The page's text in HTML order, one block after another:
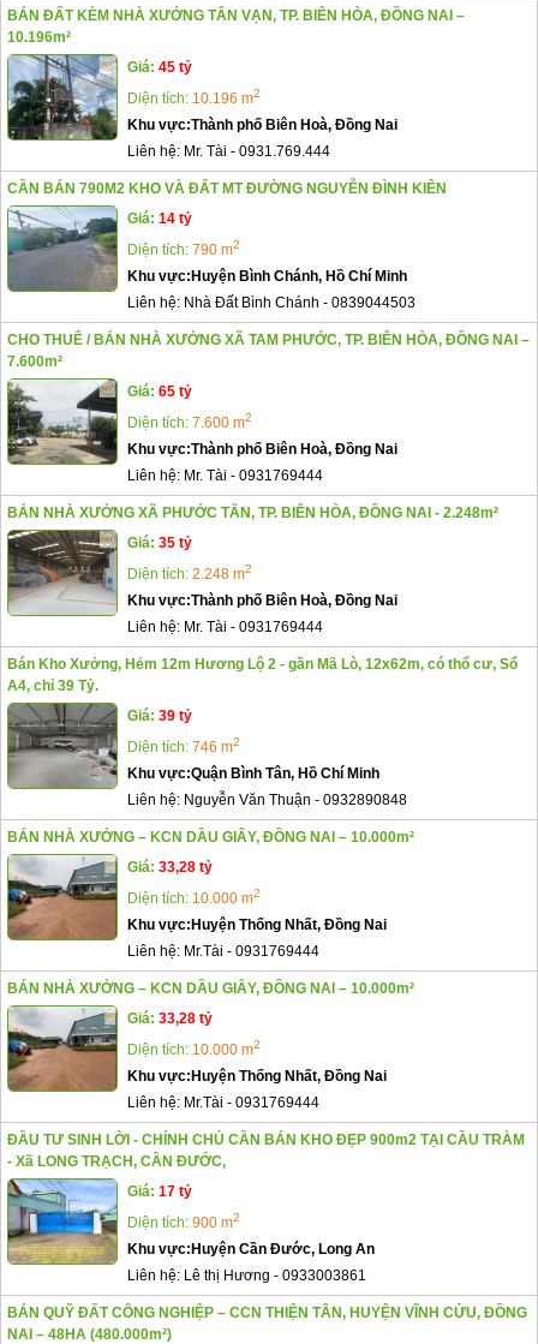
BÁN ĐẤT KÈM NHÀ XƯỞNG TÂN VẠN, TP. BIÊN HÒA, ĐỒNG NAI –
10.196m²
Giá: 45 tỷ
Diện tích: 10.196 m2
Khu vực:Thành phố Biên Hoà, Đồng Nai
Liên hệ: Mr. Tài - 0931.769.444
CẦN BÁN 790M2 KHO VÀ ĐẤT MT ĐƯỜNG NGUYỄN ĐÌNH KIÊN
Giá: 14 tỷ
Diện tích: 790 m2
Khu vực: Huyện Bình Chánh, Hồ Chí Minh
Liên hệ: Nhà Đất Bình Chánh - 0839044503
CHO THUÊ / BÁN NHÀ XƯỞNG XÃ TAM PHƯỚC, TP. BIÊN HÒA, ĐỒNG NAI –
7.600m²
Giá: 65 tỷ
Diện tích: 7.600 m2
Khu vực:Thành phố Biên Hoà, Đồng Nai
Liên hệ: Mr. Tài - 0931769444
BÁN NHÀ XƯỞNG XÃ PHƯỚC TÂN, TP. BIÊN HÒA, ĐỒNG NAI - 2.248m²
Giá: 35 tỷ
Diện tích: 2.248 m2
Khu vực:Thành phố Biên Hoà, Đồng Nai
Liên hệ: Mr. Tài - 0931769444
Bán Kho Xưởng, Hẻm 12m Hương Lộ 2 - gần Mã Lò, 12x62m, có thổ cư, Sổ
A4, chỉ 39 Tỷ.
Giá: 39 tỷ
Diện tích: 746 m2
Khu vực:Quận Bình Tân, Hồ Chí Minh
Liên hệ: Nguyễn Văn Thuận - 0932890848
BÁN NHÀ XƯỞNG – KCN DẦU GIÂY, ĐỒNG NAI – 10.000m²
Giá: 33,28 tỷ
Diện tích: 10.000 m2
Khu vực: Huyện Thống Nhất, Đồng Nai
Liên hệ: Mr.Tài - 0931769444
BÁN NHÀ XƯỞNG – KCN DẦU GIÂY, ĐỒNG NAI – 10.000m²
Giá: 33,28 tỷ
Diện tích: 10.000 m2
Khu vực: Huyện Thống Nhất, Đồng Nai
Liên hệ: Mr.Tài - 0931769444
ĐẦU TƯ SINH LỜI - CHÍNH CHỦ CẦN BÁN KHO ĐẸP 900m2 TẠI CẦU TRÀM
- Xã LONG TRẠCH, CẦN ĐƯỚC,
Giá: 17 tỷ
Diện tích: 900 m2
Khu vực: Huyện Cần Đước, Long An
Liên hệ: Lê thị Hương - 0933003861
BÁN QUỸ ĐẤT CÔNG NGHIỆP – CCN THIỆN TÂN, HUYỆN VĨNH CỬU, ĐỒNG
NAI – 48HA (480.000m²)